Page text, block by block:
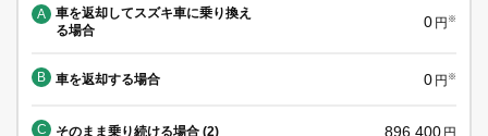
A
車を返却してスズキ車に乗り換え
る場合
0 円 ※
B 車を返却する場合 0 円 ※
C そのまま乗り続ける場合 (2) 896,400 円